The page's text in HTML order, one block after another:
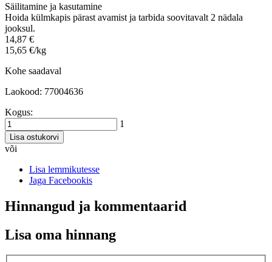
Säilitamine ja kasutamine
Hoida külmkapis pärast avamist ja tarbida soovitavalt 2 nädala
jooksul.
14,87 €
15,65 €/kg
Kohe saadaval
Laokood: 77004636
Kogus:
1
Lisa ostukorvi
või
Lisa lemmikutesse
Jaga Facebookis
Hinnangud ja kommentaarid
Lisa oma hinnang